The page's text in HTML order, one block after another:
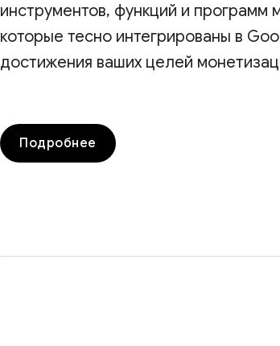
инструментов, функций и программ
которые тесно интегрированы в
достижения ваших целей
Подробнее